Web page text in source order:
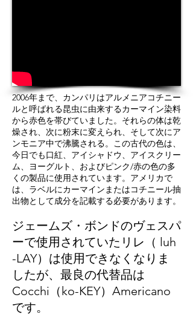
2006年まで、カンパリはアルメニアコチニー
ルと呼ばれる昆虫に由来するカーマイン染料
から赤色を帯びていました。それらの体は乾
燥され、次に粉末に変えられ、そして次にア
ンモニア中で沸騰される。この古代の色は、
今日でも口紅、アイシャドウ、アイスクリー
ム、ヨーグルト、およびピンク/赤の色の多
くの製品に使用されています。アメリカで
は、ラベルにカーマインまたはコチニール抽
出物として成分を記載する必要があります。
ジェームズ・ボンドのヴェスパ
ーで使用されていた リレ（ luh
-LAY）は使用できなくなりま
したが、最良の代替品は
Cocchi（ko-KEY）Americano
です。